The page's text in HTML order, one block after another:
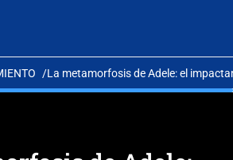
La metamorfosis de Adele: el